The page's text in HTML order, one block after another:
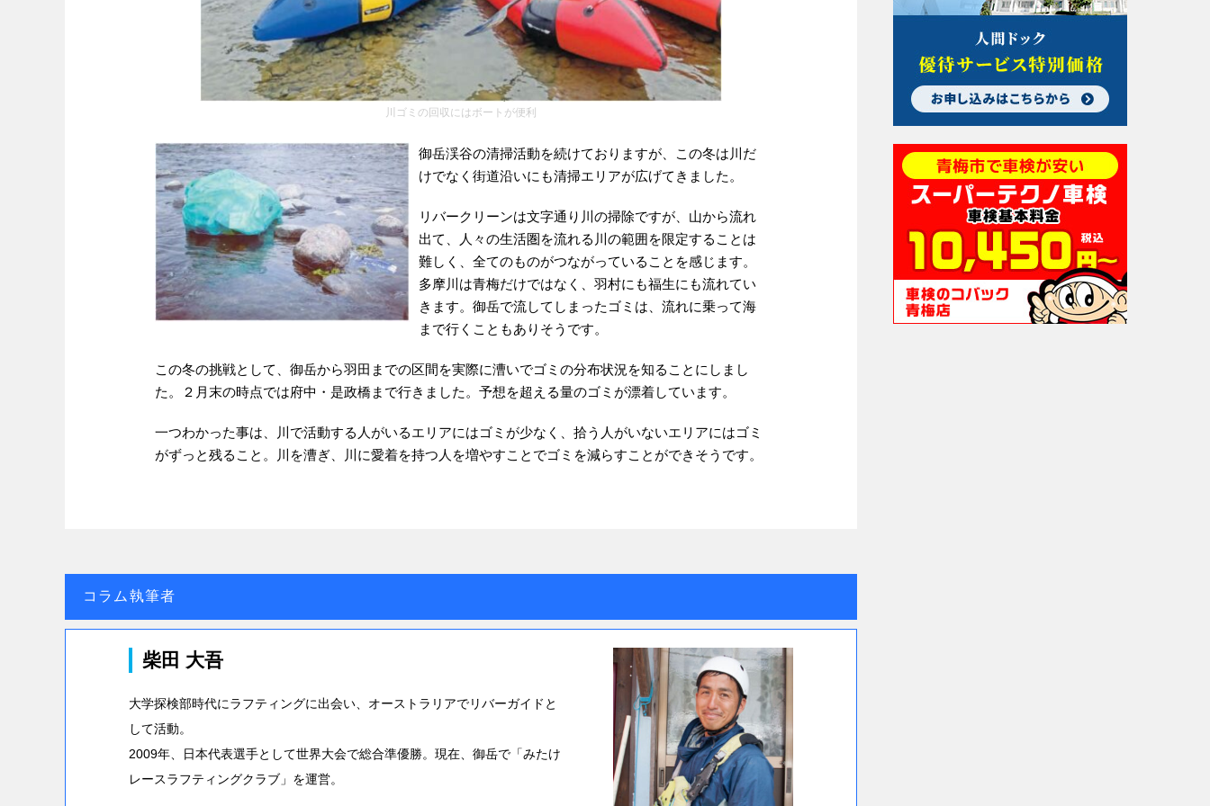
川ゴミの回収にはボートが便利
御岳渓谷の清掃活動を続けておりますが、この冬は川だ
けでなく街道沿いにも清掃エリアが広げてきました。
リバークリーンは文字通り川の掃除ですが、山から流れ
出て、人々の生活圏を流れる川の範囲を限定することは
難しく、全てのものがつながっていることを感じます。
多摩川は青梅だけではなく、羽村にも福生にも流れてい
きます。御岳で流してしまったゴミは、流れに乗って海
まで行くこともありそうです。
この冬の挑戦として、御岳から羽田までの区間を実際に漕いでゴミの分布状況を知ることにしまし
た。２月末の時点では府中・是政橋まで行きました。予想を超える量のゴミが漂着しています。
一つわかった事は、川で活動する人がいるエリアにはゴミが少なく、拾う人がいないエリアにはゴミ
がずっと残ること。川を漕ぎ、川に愛着を持つ人を増やすことでゴミを減らすことができそうです。
コラム執筆者
柴田 大吾
大学探検部時代にラフティングに出会い、オーストラリアでリバーガイドと
して活動。
2009年、日本代表選手として世界大会で総合準優勝。現在、御岳で「みたけ
レースラフティングクラブ」を運営。